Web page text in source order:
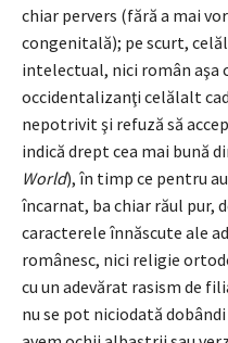
chiar pervers (fără a mai
congenitală); pe scurt,
intelectual, nici român
occidentalizanţi celălalt
nepotrivit şi refuză să
indică drept cea mai bună
World), în timp ce pentru
încarnat, ba chiar răul pur,
caracterele înnăscute ale
românesc, nici religie
cu un adevărat rasism de
nu se pot niciodată